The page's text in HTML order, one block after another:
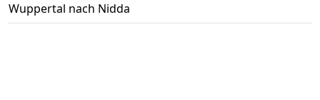
Wuppertal nach Nidda